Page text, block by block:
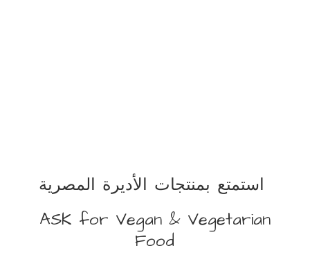
ASK for Vegan & Vegetarian
Food